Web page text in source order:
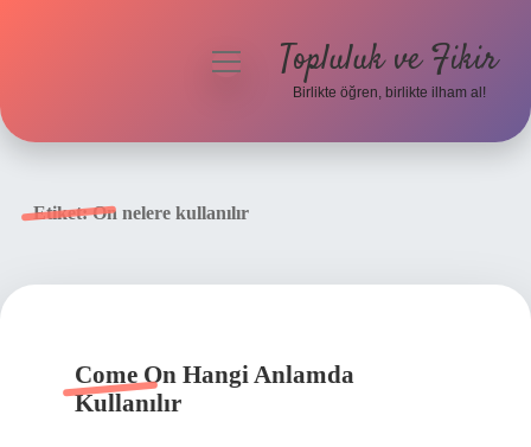
menüyüTopluluk ve Fikir
Birlikte öğren, birlikte ilham al!
Etiket:On nelere kullanılır
Come On Hangi Anlamda
Kullanılır